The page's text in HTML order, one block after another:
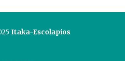
Itaka-Escolapios